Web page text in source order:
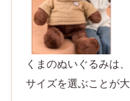
くまのぬいぐるみは
サイズを選ぶことが大